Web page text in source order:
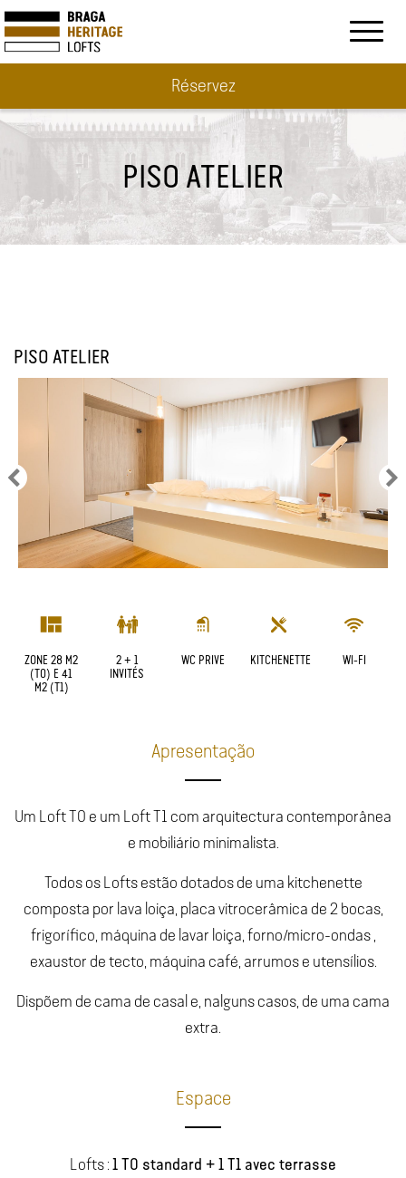
Réservez
PISO ATELIER
PISO ATELIER
ZONE 28 M2
(T0) E 41
M2 (T1)
2 + 1
INVITÉS
WC PRIVE KITCHENETTE WI-FI
Apresentação
Um Loft T0 e um Loft T1 com arquitectura contemporânea
e mobiliário minimalista.
Todos os Lofts estão dotados de uma kitchenette
composta por lava loiça, placa vitrocerâmica de 2 bocas,
frigorífico, máquina de lavar loiça, forno/micro-ondas ,
exaustor de tecto, máquina café, arrumos e utensílios.
Dispõem de cama de casal e, nalguns casos, de uma cama
extra.
Espace
Lofts : 1 T0 standard + 1 T1 avec terrasse